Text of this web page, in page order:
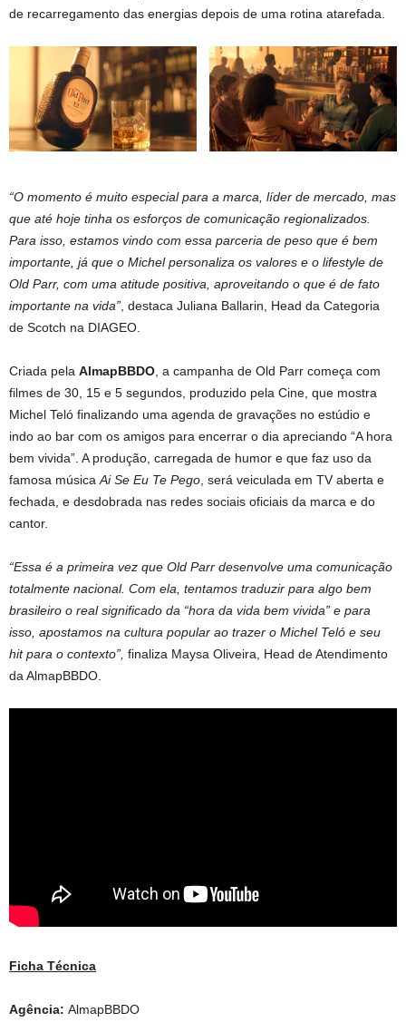
de recarregamento das energias depois de uma rotina atarefada.
“O momento é muito especial para a marca, líder de mercado, mas
que até hoje tinha os esforços de comunicação regionalizados.
Para isso, estamos vindo com essa parceria de peso que é bem
importante, já que o Michel personaliza os valores e o lifestyle de
Old Parr, com uma atitude positiva, aproveitando o que é de fato
importante na vida” , destaca Juliana Ballarin, Head da Categoria
de Scotch na DIAGEO.
Criada pela AlmapBBDO , a campanha de Old Parr começa com
filmes de 30, 15 e 5 segundos, produzido pela Cine, que mostra
Michel Teló finalizando uma agenda de gravações no estúdio e
indo ao bar com os amigos para encerrar o dia apreciando “A hora
bem vivida”. A produção, carregada de humor e que faz uso da
famosa música Ai Se Eu Te Pego , será veiculada em TV aberta e
fechada, e desdobrada nas redes sociais oficiais da marca e do
cantor.
“Essa é a primeira vez que Old Parr desenvolve uma comunicação
totalmente nacional. Com ela, tentamos traduzir para algo bem
brasileiro o real significado da “hora da vida bem vivida” e para
isso, apostamos na cultura popular ao trazer o Michel Teló e seu
hit para o contexto”, finaliza Maysa Oliveira, Head de Atendimento
da AlmapBBDO.
Ficha Técnica
Agência: AlmapBBDO